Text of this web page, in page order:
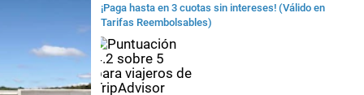
¡Paga hasta en 3 cuotas sin intereses! (Válido en
Tarifas Reembolsables)